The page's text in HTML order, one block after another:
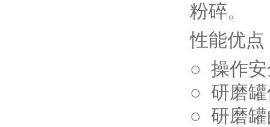
粉碎。
性能优点
○ 操作安
○ 研磨罐
○ 研磨罐